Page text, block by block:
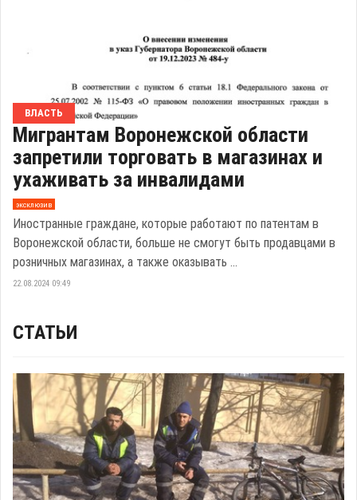
ВЛАСТЬ
Мигрантам Воронежской области
запретили торговать в магазинах и
ухаживать за инвалидами
эксклюзив
Иностранные граждане, которые работают по патентам в
Воронежской области, больше не смогут быть продавцами в
розничных магазинах, а также оказывать ...
22.08.2024 09:49
СТАТЬИ